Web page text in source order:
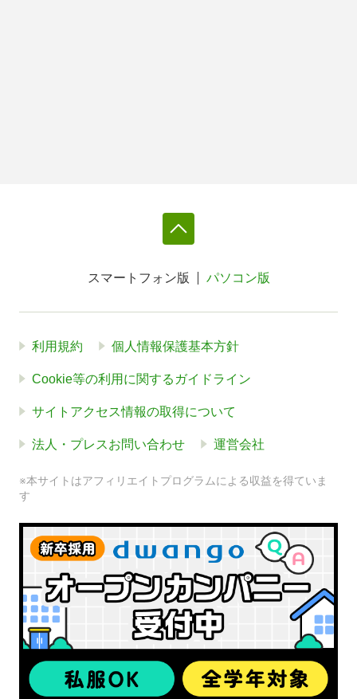
スマートフォン版 パソコン版
利用規約 個人情報保護基本方針
Cookie等の利用に関するガイドライン
サイトアクセス情報の取得について
法人・プレスお問い合わせ 運営会社
※本サイトはアフィリエイトプログラムによる収益を得ていま
す